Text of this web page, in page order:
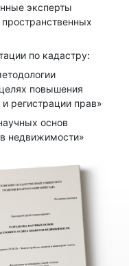
эксперты
по кадастру:
повышения
регистрации прав»
основ
недвижимости»